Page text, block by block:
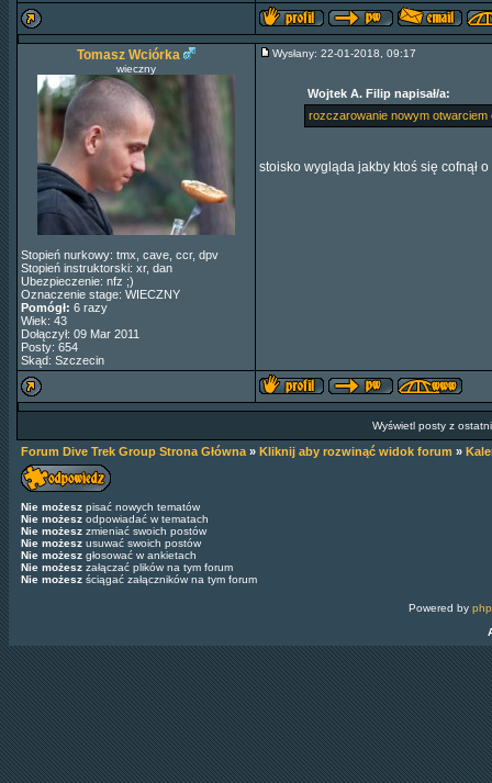
Tomasz Wciórka
wieczny
Stopień nurkowy: tmx, cave, ccr, dpv
Stopień instruktorski: xr, dan
Ubezpieczenie: nfz ;)
Oznaczenie stage: WIECZNY
Pomógł: 6 razy
Wiek: 43
Dołączył: 09 Mar 2011
Posty: 654
Skąd: Szczecin
Wysłany: 22-01-2018, 09:17
Wojtek A. Filip napisał/a:
rozczarowanie nowym otwarciem
stoisko wygląda jakby ktoś się cofnął o
Wyświetl posty z
Forum Dive Trek Group Strona Główna » Kliknij aby rozwinąć widok forum »
Nie możesz pisać nowych tematów
Nie możesz odpowiadać w tematach
Nie możesz zmieniać swoich postów
Nie możesz usuwać swoich postów
Nie możesz głosować w ankietach
Nie możesz załączać plików na tym forum
Nie możesz ściągać załączników na tym forum
Powered by